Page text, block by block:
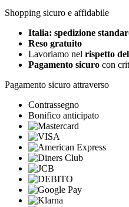
Shopping sicuro e affidabile
Italia: spedizione
Reso gratuito
Lavoriamo nel rispetto
Pagamento sicuro con
Pagamento sicuro attraverso
Contrassegno
Bonifico anticipato